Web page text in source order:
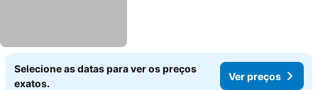
Selecione as datas para ver os preços
exatos.
Ver preços